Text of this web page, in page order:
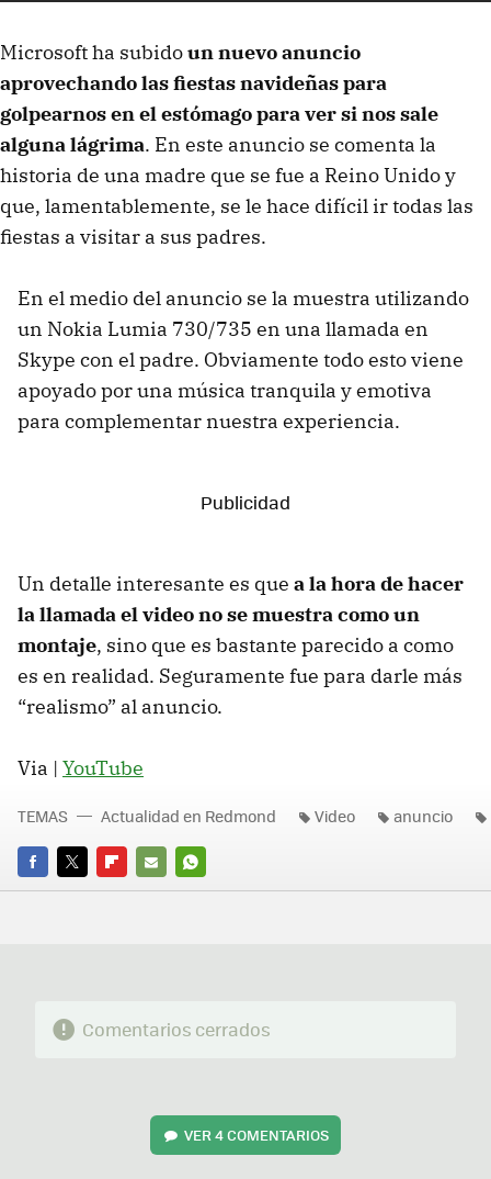
Microsoft ha subidoun nuevo anuncio
aprovechando las fiestas navideñas para
golpearnos en el estómago para ver si nos sale
alguna lágrima. En este anuncio se comenta la
historia de una madre que se fue a Reino Unido y
que, lamentablemente, se le hace difícil ir todas las
fiestas a visitar a sus padres.
En el medio del anuncio se la muestra utilizando
un Nokia Lumia 730/735 en una llamada en
Skype con el padre. Obviamente todo esto viene
apoyado por una música tranquila y emotiva
para complementar nuestra experiencia.
Un detalle interesante es que a la hora de hacer
la llamada el video no se muestra como un
montaje, sino que es bastante parecido a como
es en realidad. Seguramente fue para darle más
“realismo” al anuncio.
Via | YouTube
FACEBOOK
TWITTERFLIPBOARD
E-
WHATSAPP
TEMAS Actualidad en Redmond Video anuncio
Comentarios cerrados
VER4 COMENTARIOS